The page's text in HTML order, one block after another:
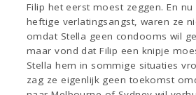
Filip het eerst moest zeggen. En
heftige verlatingsangst, waren ze
omdat Stella geen condooms wil
maar vond dat Filip een knipje
Stella hem in sommige situaties
zag ze eigenlijk geen toekomst